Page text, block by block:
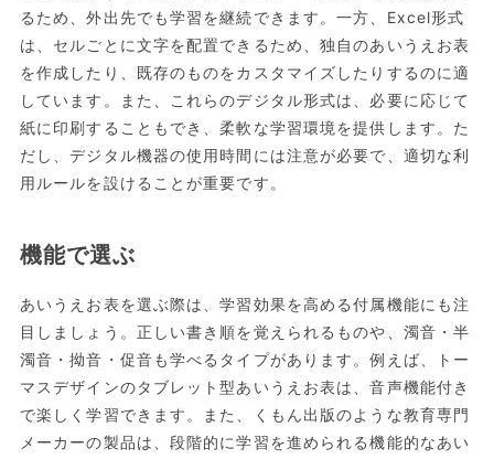
るため、外出先でも学習を継続できます。一方、Excel形式
は、セルごとに文字を配置できるため、独自のあいうえお表
を作成したり、既存のものをカスタマイズしたりするのに適
しています。また、これらのデジタル形式は、必要に応じて
紙に印刷することもでき、柔軟な学習環境を提供します。た
だし、デジタル機器の使用時間には注意が必要で、適切な利
用ルールを設けることが重要です。
機能で選ぶ
あいうえお表を選ぶ際は、学習効果を高める付属機能にも注
目しましょう。正しい書き順を覚えられるものや、濁音・半
濁音・拗音・促音も学べるタイプがあります。例えば、トー
マスデザインのタブレット型あいうえお表は、音声機能付き
で楽しく学習できます。また、くもん出版のような教育専門
メーカーの製品は、段階的に学習を進められる機能的なあい